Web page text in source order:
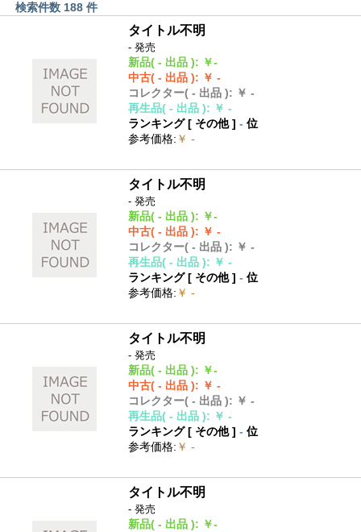
検索件数 188 件
タイトル不明
- 発売
新品( - 出品 ): ￥-
中古( - 出品 ): ￥ -
コレクター( - 出品 ): ￥ -
再生品( - 出品 ): ￥ -
ランキング [ その他]- 位
参考価格: ￥ -
タイトル不明
- 発売
新品( - 出品 ): ￥-
中古( - 出品 ): ￥ -
コレクター( - 出品 ): ￥ -
再生品( - 出品 ): ￥ -
ランキング [ その他]- 位
参考価格: ￥ -
タイトル不明
- 発売
新品( - 出品 ): ￥-
中古( - 出品 ): ￥ -
コレクター( - 出品 ): ￥ -
再生品( - 出品 ): ￥ -
ランキング [ その他]- 位
参考価格: ￥ -
タイトル不明
- 発売
新品( - 出品 ): ￥-